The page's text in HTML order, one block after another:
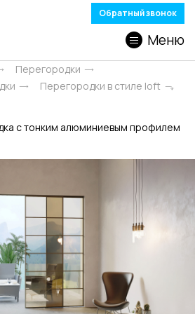
Обратный звонок
Меню
Перегородки
Перегородки в стиле loft
с тонким алюминиевым профилем